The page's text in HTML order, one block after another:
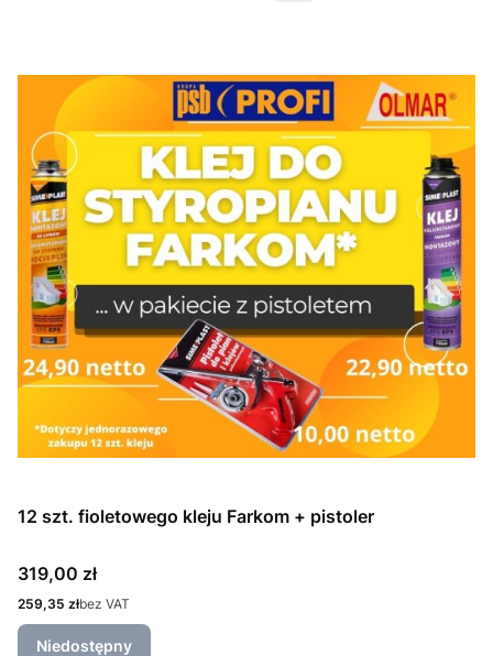
12 szt. fioletowego kleju Farkom + pistoler
Cena
319,00 zł
Cena
259,35 złbez VAT
Niedostępny